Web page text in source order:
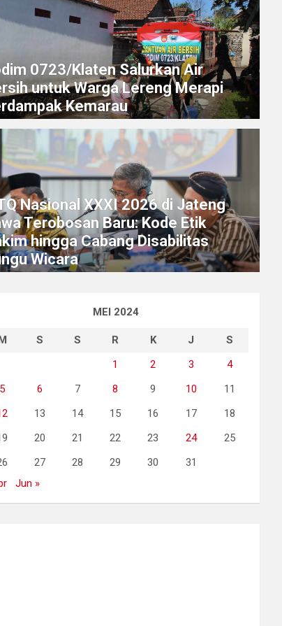
0723/Klaten Salurkan Air
untuk Warga Lereng Merapi
Kemarau
Nasional XXXI 2026 di Jateng
Terobosan Baru: Kode Etik
hingga Cabang Disabilitas
Wicara
MEI 2024
S S R K J
S
1
2 3
4
5
6 7 8 9 10
11
13 14 15 16 17
18
20 21 22 23 24
25
27 28 29 30
31
Jun »